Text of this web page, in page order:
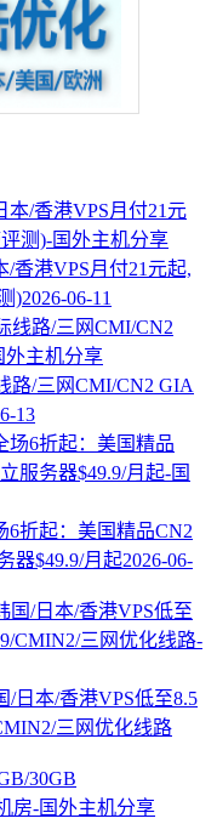
/香港VPS月付21元起,
)2026-06-11
路/三网CMI/CN2 GIA
13
6折起：美国精品CN2
器$49.9/月起2026-06-
/日本/香港VPS低至8.5
三网优化线路